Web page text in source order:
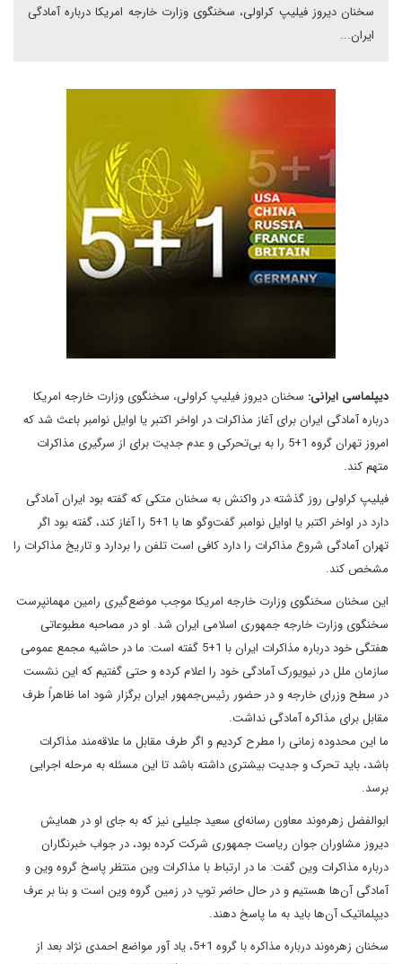
سخنان ديروز فيليپ کراولى، سخنگوى وزارت خارجه امريکا درباره آمادگى
ايران...
ديپلماسى ايرانى: سخنان ديروز فيليپ کراولى، سخنگوى وزارت خارجه امريکا
درباره آمادگى ايران براى آغاز مذاکرات در اواخر اکتبر يا اوايل نوامبر باعث شد که
امروز تهران گروه 1+5 را به بى‌تحرکى و عدم جديت براى از سرگيرى مذاکرات
متهم کند.
فيليپ کراولى روز گذشته در واکنش به سخنان متکى که گفته بود ايران آمادگى
دارد در اواخر اکتبر يا اوايل نوامبر گفت‌وگو ها با 1+5 را آغاز کند، گفته بود اگر
تهران آمادگى شروع مذاکرات را دارد کافى است تلفن را بردارد و تاريخ مذاکرات را
مشخص کند.
اين سخنان سخنگوى وزارت خارجه امريکا موجب موضع‌گيرى رامين مهمانپرست
سخنگوى وزارت خارجه جمهورى اسلامى‌ ايران شد. او در مصاحبه مطبوعاتى
هفتگى خود درباره مذاکرات ايران با 1+5 گفته است: ما در حاشيه مجمع عمومى
‌سازمان ملل در نيويورک آمادگى خود را اعلام کرده و حتى گفتيم که اين نشست
در سطح وزراى خارجه و در حضور رئيس‌جمهور ايران برگزار شود اما ظاهراً طرف
مقابل براى مذاکره آمادگى نداشت.
ما اين محدوده زمانى را مطرح کرديم و اگر طرف مقابل ما علاقه‌مند مذاکرات
باشد، بايد تحرک و جديت بيشترى داشته باشد تا اين مسئله به مرحله اجرايى
برسد.
ابوالفضل زهره‌وند معاون رسانه‌اى سعيد جليلى نيز که به جاى او در همايش
ديروز مشاوران جوان رياست جمهورى شرکت کرده بود، در جواب خبرنگاران
درباره مذاکرات وين گفت: ما در ارتباط با مذاکرات وين منتظر پاسخ گروه وين و
آمادگى آن‌ها هستيم و در حال حاضر توپ در زمين گروه وين است و بنا بر عرف
ديپلماتيک آن‌ها بايد به ما پاسخ دهند.
سخنان زهره‌وند درباره مذاکره با گروه 1+5، ياد آور مواضع احمدى نژاد بعد از